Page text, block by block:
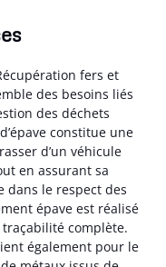
fers et
des besoins liés
des déchets
constitue une
d’un véhicule
en assurant sa
dans le respect des
épave est réalisé
complète.
également pour le